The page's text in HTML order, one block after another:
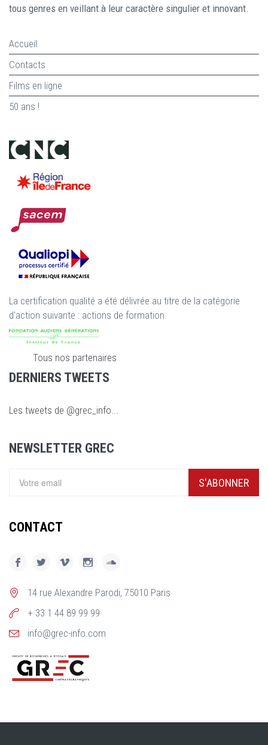
tous genres en veillant à leur caractère singulier et innovant.
Accueil
Contacts
Films en ligne
50 ans !
La certification qualité a été délivrée au titre de la catégorie
d'action suivante : actions de formation.
Tous nos partenaires
DERNIERS TWEETS
Les tweets de @grec_info...
NEWSLETTER GREC
S'ABONNER
CONTACT
14 rue Alexandre Parodi, 75010 Paris
+ 33 1 44 89 99 99
info@grec-info.com